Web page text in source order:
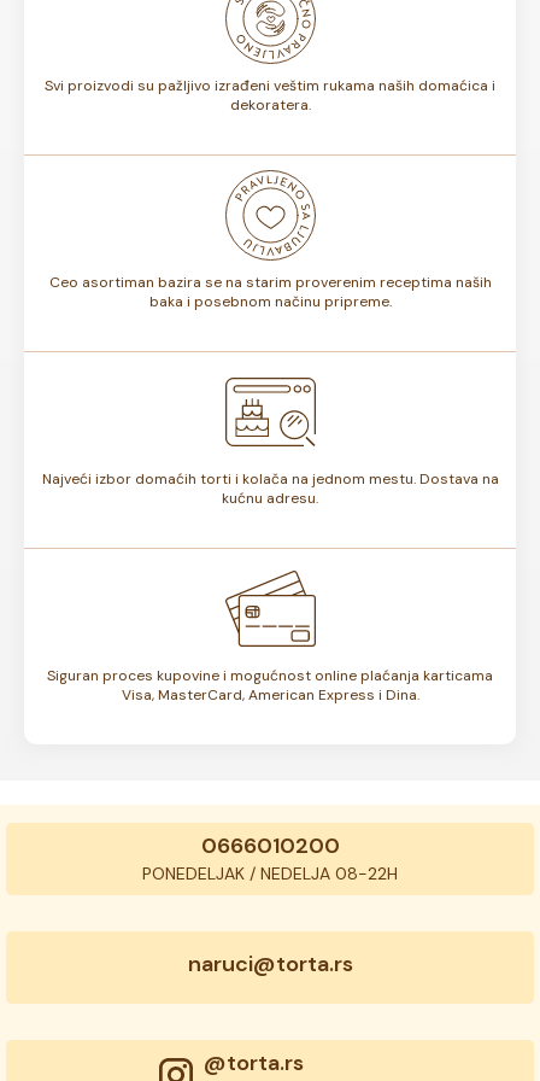
bojama na dečjoj torti ili osmisliti ceo slatki sto u istoj
Svi proizvodi su pažljivo izrađeni veštim rukama naših domaćica i
dekoratera.
Ceo asortiman bazira se na starim proverenim receptima naših
baka i posebnom načinu pripreme.
Najveći izbor domaćih torti i kolača na jednom mestu. Dostava na
kućnu adresu.
Siguran proces kupovine i mogućnost online plaćanja karticama
Visa, MasterCard, American Express i Dina.
0666010200
PONEDELJAK / NEDELJA 08-22H
naruci@torta.rs
@torta.rs